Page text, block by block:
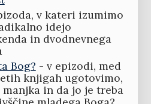
v kateri izumimo
idejo
in dvodnevnega
Bog? - v epizodi, med
knjigah ugotovimo,
manjka in da jo je treba